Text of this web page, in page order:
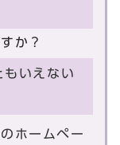
か？
もいえない
ホームペー